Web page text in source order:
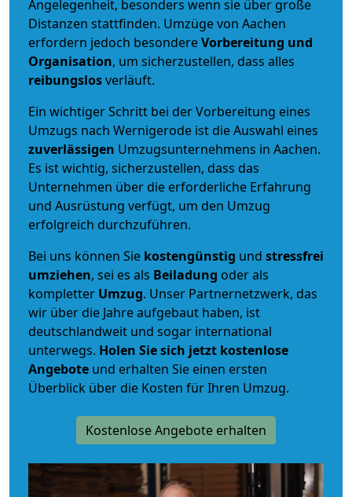
Angelegenheit, besonders wenn sie über große
Distanzen stattfinden. Umzüge von Aachen
erfordern jedoch besondereVorbereitung und
Organisation, um sicherzustellen, dass alles
reibungslosverläuft.
Ein wichtiger Schritt bei der Vorbereitung eines
Umzugs nach Wernigerode ist die Auswahl eines
zuverlässigen Umzugsunternehmens in Aachen.
Es ist wichtig, sicherzustellen, dass das
Unternehmen über die erforderliche Erfahrung
und Ausrüstung verfügt, um den Umzug
erfolgreich durchzuführen.
Bei uns können Sie kostengünstig und stressfrei
umziehen, sei es als Beiladung oder als
kompletter Umzug. Unser Partnernetzwerk, das
wir über die Jahre aufgebaut haben, ist
deutschlandweit und sogar international
unterwegs. Holen Sie sich jetzt kostenlose
Angebote und erhalten Sie einen ersten
Überblick über die Kosten für Ihren Umzug.
Kostenlose Angebote erhalten